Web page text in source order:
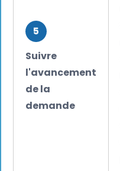
5
Suivre
l'avancement
de la
demande